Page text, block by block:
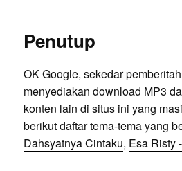
Penutup
OK Google, sekedar
menyediakan download MP3
konten lain di situs ini yang
berikut daftar tema-tema yang
Dahsyatnya Cintaku, Esa Risty